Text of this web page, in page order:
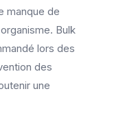
manque de
Bulk
lors des
des
une